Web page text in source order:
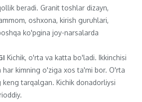
beradi. Granit toshlar dizayn,
oshxona, kirish guruhlari,
ko'pgina joy-narsalarda
Kichik, o'rta va katta bo'ladi. Ikkinchisi
har kimning o'ziga xos ta'mi bor. O'rta
tarqalgan. Kichik donadorliysi